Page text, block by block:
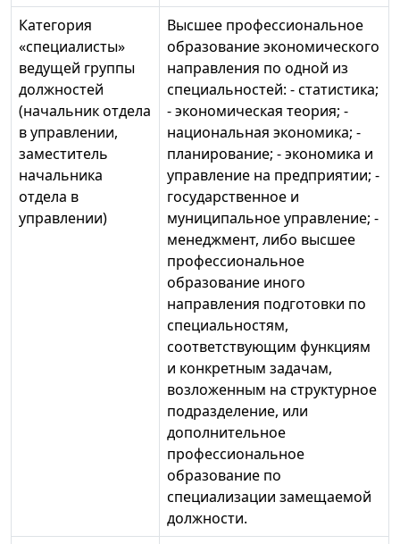
Категория
«специалисты»
ведущей группы
должностей
(начальник отдела
в управлении,
заместитель
начальника
отдела в
управлении)
Высшее профессиональное
образование экономического
направления по одной из
специальностей: - статистика;
- экономическая теория; -
национальная экономика; -
планирование; - экономика и
управление на предприятии; -
государственное и
муниципальное управление; -
менеджмент, либо высшее
профессиональное
образование иного
направления подготовки по
специальностям,
соответствующим функциям
и конкретным задачам,
возложенным на структурное
подразделение, или
дополнительное
профессиональное
образование по
специализации замещаемой
должности.